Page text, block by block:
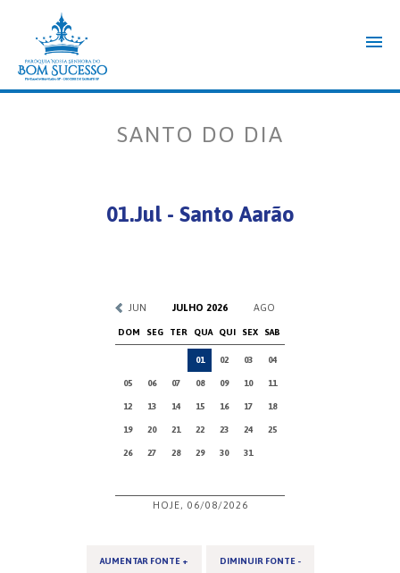
SANTO DO DIA
01.Jul - Santo Aarão
JUN JULHO 2026 AGO
DOM SEG TER QUA QUI SEX SAB
01 02 03 04
05 06 07 08 09 10 11
12 13 14 15 16 17 18
19 20 21 22 23 24 25
26 27 28 29 30 31
HOJE, 06/08/2026
AUMENTAR FONTE + DIMINUIR FONTE -